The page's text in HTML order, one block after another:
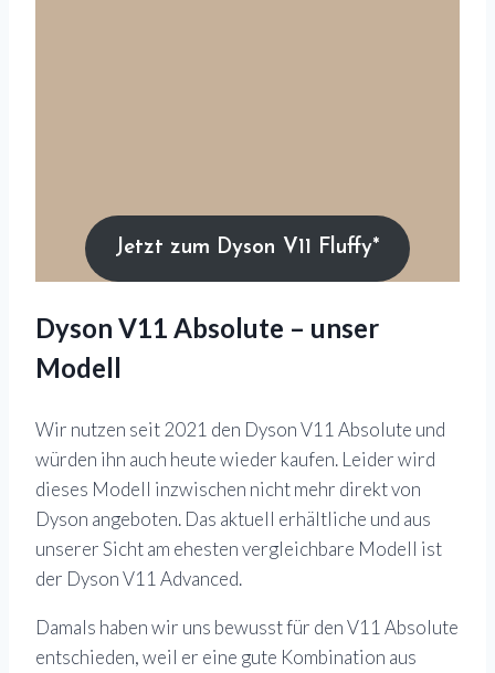
Jetzt zum Dyson V11 Fluffy*
Dyson V11 Absolute – unser
Modell
Wir nutzen seit 2021 den Dyson V11 Absolute und
würden ihn auch heute wieder kaufen. Leider wird
dieses Modell inzwischen nicht mehr direkt von
Dyson angeboten. Das aktuell erhältliche und aus
unserer Sicht am ehesten vergleichbare Modell ist
der Dyson V11 Advanced.
Damals haben wir uns bewusst für den V11 Absolute
entschieden, weil er eine gute Kombination aus